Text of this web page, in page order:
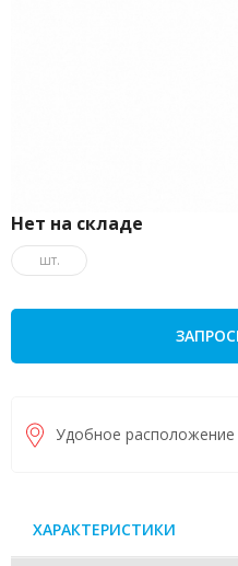
Нет на складе
шт.
Удобное расположение
ХАРАКТЕРИСТИКИ